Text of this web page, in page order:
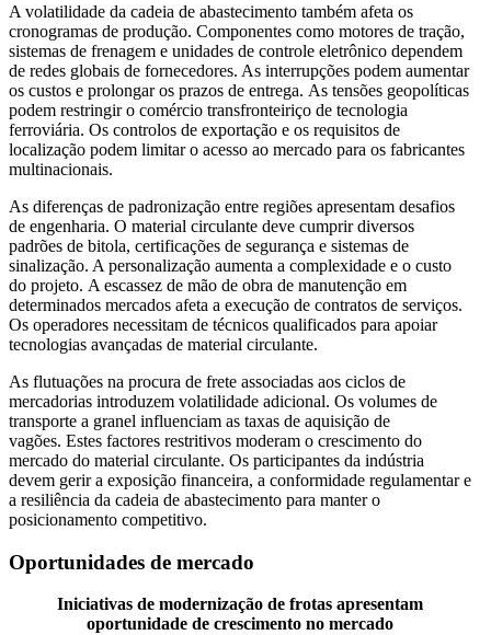
A volatilidade da cadeia de abastecimento também afeta os
cronogramas de produção. Componentes como motores de tração,
sistemas de frenagem e unidades de controle eletrônico dependem
de redes globais de fornecedores. As interrupções podem aumentar
os custos e prolongar os prazos de entrega. As tensões geopolíticas
podem restringir o comércio transfronteiriço de tecnologia
ferroviária. Os controlos de exportação e os requisitos de
localização podem limitar o acesso ao mercado para os fabricantes
multinacionais.
As diferenças de padronização entre regiões apresentam desafios
de engenharia. O material circulante deve cumprir diversos
padrões de bitola, certificações de segurança e sistemas de
sinalização. A personalização aumenta a complexidade e o custo
do projeto. A escassez de mão de obra de manutenção em
determinados mercados afeta a execução de contratos de serviços.
Os operadores necessitam de técnicos qualificados para apoiar
tecnologias avançadas de material circulante.
As flutuações na procura de frete associadas aos ciclos de
mercadorias introduzem volatilidade adicional. Os volumes de
transporte a granel influenciam as taxas de aquisição de
vagões. Estes factores restritivos moderam o crescimento do
mercado do material circulante. Os participantes da indústria
devem gerir a exposição financeira, a conformidade regulamentar e
a resiliência da cadeia de abastecimento para manter o
posicionamento competitivo.
Oportunidades de mercado
Iniciativas de modernização de frotas apresentam
oportunidade de crescimento no mercado